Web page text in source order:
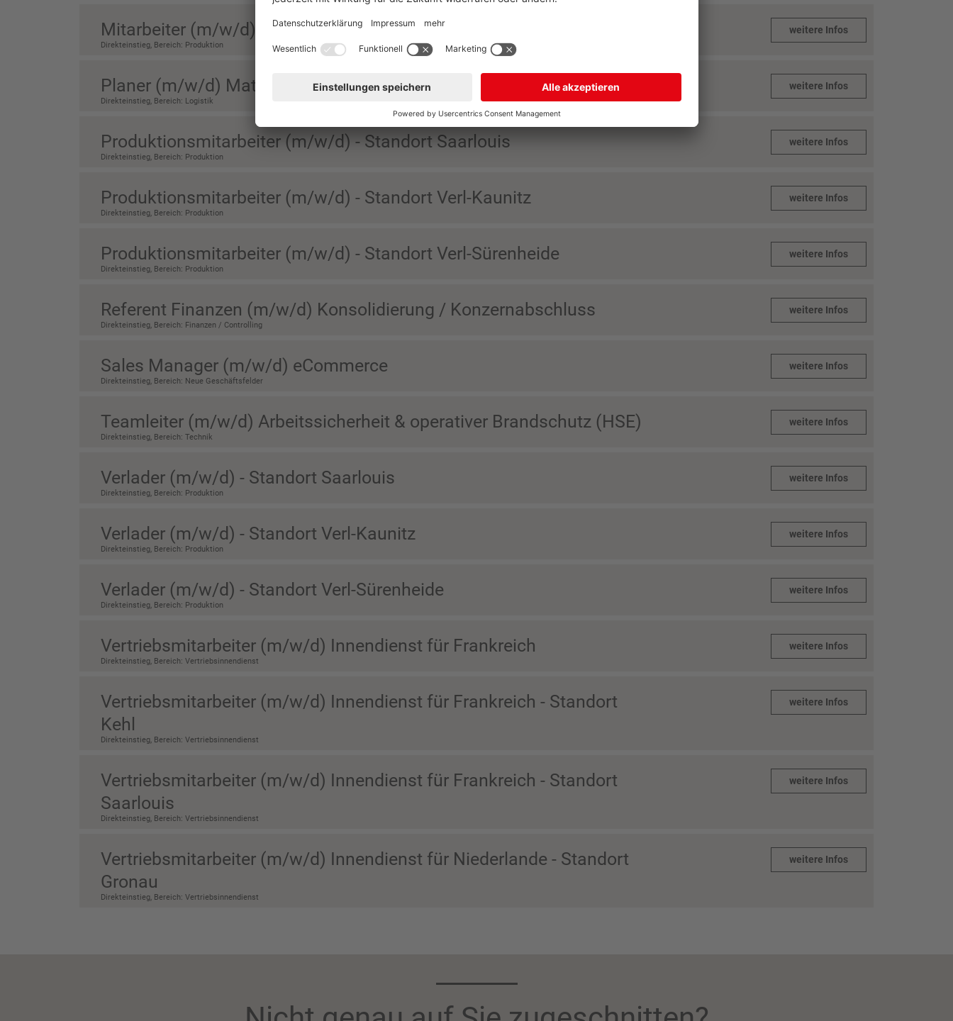
Mitarbeiter (m/w/d) Logistik - Standort Saarlouis
Direkteinstieg, Bereich: Produktion
weitere Infos
Planer (m/w/d) Materialfluss und Logistik - Standort Saarlouis
Direkteinstieg, Bereich: Logistik
weitere Infos
Produktionsmitarbeiter (m/w/d) - Standort Saarlouis
Direkteinstieg, Bereich: Produktion
weitere Infos
Produktionsmitarbeiter (m/w/d) - Standort Verl-Kaunitz
Direkteinstieg, Bereich: Produktion
weitere Infos
Produktionsmitarbeiter (m/w/d) - Standort Verl-Sürenheide
Direkteinstieg, Bereich: Produktion
weitere Infos
Referent Finanzen (m/w/d) Konsolidierung / Konzernabschluss
Direkteinstieg, Bereich: Finanzen / Controlling
weitere Infos
Sales Manager (m/w/d) eCommerce
Direkteinstieg, Bereich: Neue Geschäftsfelder
weitere Infos
Teamleiter (m/w/d) Arbeitssicherheit & operativer Brandschutz (HSE)
Direkteinstieg, Bereich: Technik
weitere Infos
Verlader (m/w/d) - Standort Saarlouis
Direkteinstieg, Bereich: Produktion
weitere Infos
Verlader (m/w/d) - Standort Verl-Kaunitz
Direkteinstieg, Bereich: Produktion
weitere Infos
Verlader (m/w/d) - Standort Verl-Sürenheide
Direkteinstieg, Bereich: Produktion
weitere Infos
Vertriebsmitarbeiter (m/w/d) Innendienst für Frankreich
Direkteinstieg, Bereich: Vertriebsinnendienst
weitere Infos
Vertriebsmitarbeiter (m/w/d) Innendienst für Frankreich - Standort
Kehl
Direkteinstieg, Bereich: Vertriebsinnendienst
weitere Infos
Vertriebsmitarbeiter (m/w/d) Innendienst für Frankreich - Standort
Saarlouis
Direkteinstieg, Bereich: Vertriebsinnendienst
weitere Infos
Vertriebsmitarbeiter (m/w/d) Innendienst für Niederlande - Standort
Gronau
Direkteinstieg, Bereich: Vertriebsinnendienst
weitere Infos